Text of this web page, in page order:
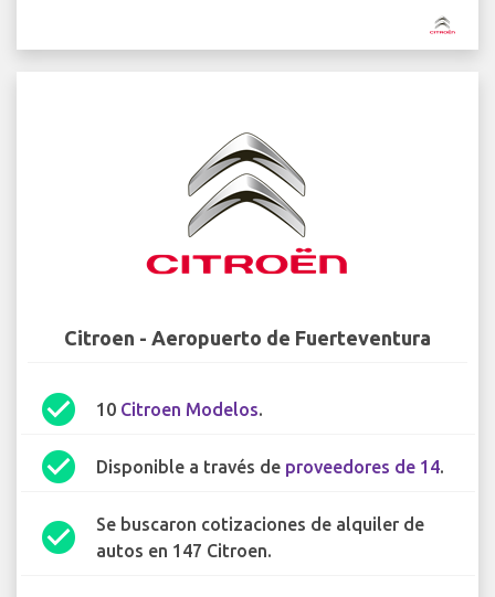
Citroen - Aeropuerto de Fuerteventura
check_circle 10 Citroen Modelos.
check_circle Disponible a través de proveedores de 14.
check_circle
Se buscaron cotizaciones de alquiler de
autos en 147 Citroen.